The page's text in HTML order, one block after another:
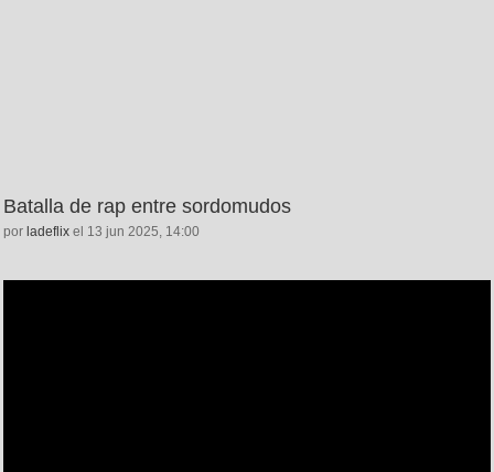
Batalla de rap entre sordomudos
por ladeflix el 13 jun 2025, 14:00